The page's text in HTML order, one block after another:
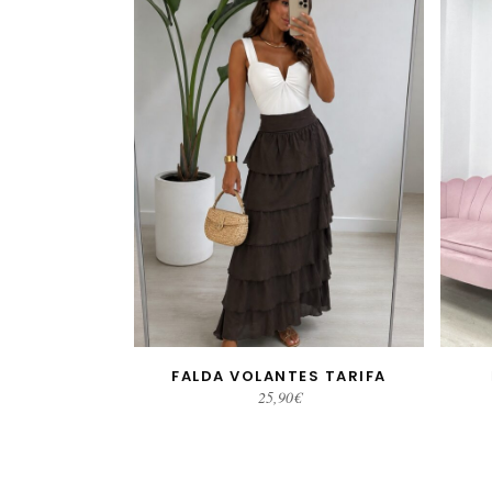
SELECCIONAR OPCIONES
FALDA VOLANTES TARIFA
25,90€